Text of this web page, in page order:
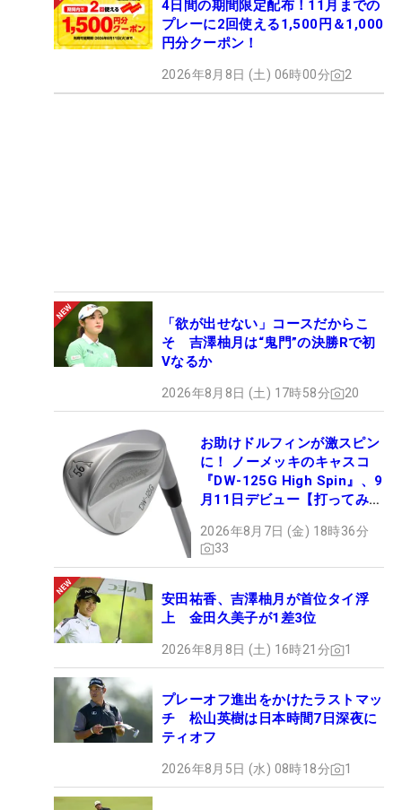
4日間の期間限定配布！11月までの
プレーに2回使える1,500円＆1,000
円分クーポン！
2026年8月8日 (土) 06時00分 2
「欲が出せない」コースだからこ
そ 吉澤柚月は“鬼門”の決勝Rで初
Vなるか
2026年8月8日 (土) 17時58分 20
お助けドルフィンが激スピン
に！ ノーメッキのキャスコ
『DW-125G High Spin』、9
月11日デビュー【打ってみ
2026年8月7日 (金) 18時36分
33
安田祐香、吉澤柚月が首位タイ浮
上 金田久美子が1差3位
2026年8月8日 (土) 16時21分 1
プレーオフ進出をかけたラストマッ
チ 松山英樹は日本時間7日深夜に
ティオフ
2026年8月5日 (水) 08時18分 1